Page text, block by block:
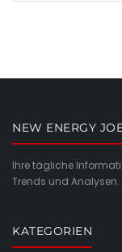
NEW ENERGY
Ihre tägliche
Trends und Analysen.
KATEGORIEN